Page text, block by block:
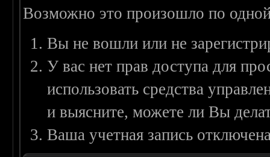
Возможно это произошло по
Вы не вошли или не
У вас нет прав доступа для
использовать средства
и выясните, можете ли Вы
Ваша учетная запись